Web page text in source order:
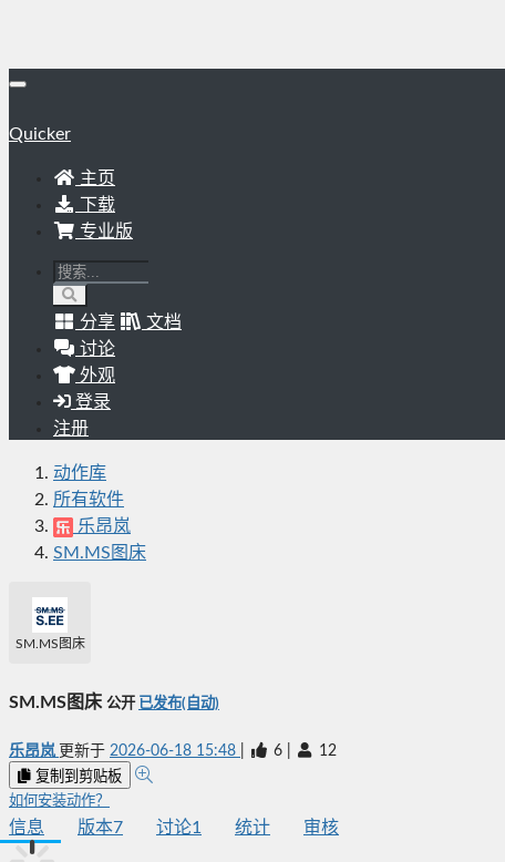
Quicker
主页
下载
专业版
分享
文档
讨论
外观
登录
注册
动作库
所有软件
乐昂岚
SM.MS图床
SM.MS图床
SM.MS图床 公开 已发布(自动)
乐昂岚 更新于 2026-06-18 15:48 6 12
复制到剪贴板
如何安装动作？
信息 版本7 讨论1 统计 审核